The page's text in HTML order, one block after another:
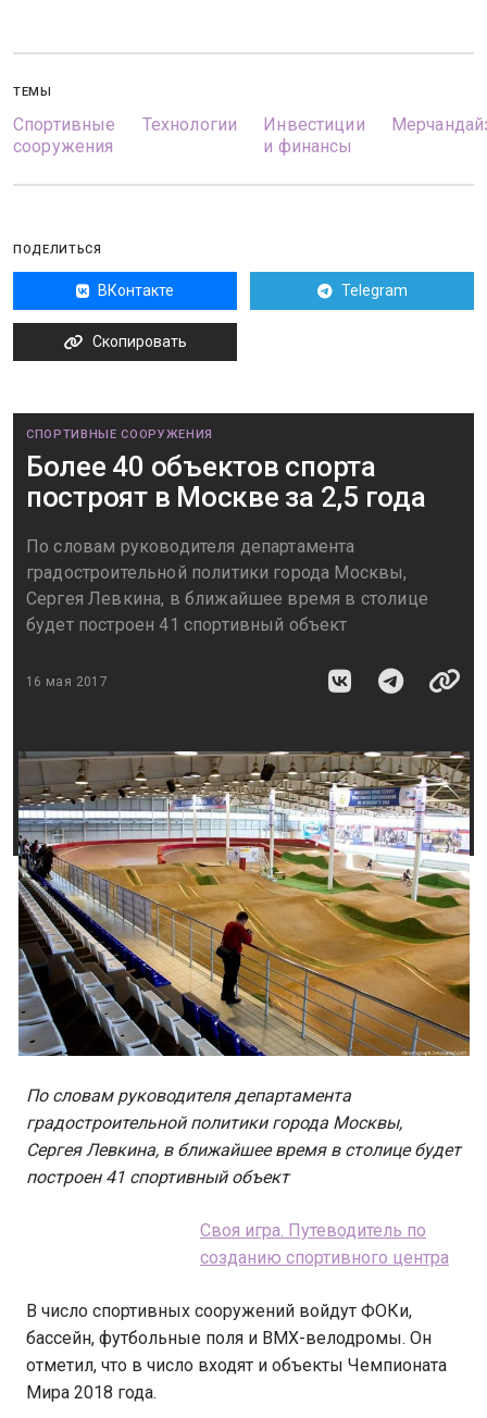
ТЕМЫ
Спортивные
сооружения
Технологии
Инвестиции
и финансы
ПОДЕЛИТЬСЯ
ВКонтакте Telegram
Скопировать
СПОРТИВНЫЕ СООРУЖЕНИЯ
Более 40 объектов спорта
построят в Москве за 2,5 года
По словам руководителя департамента
градостроительной политики города Москвы,
Сергея Левкина, в ближайшее время в столице
будет построен 41 спортивный объект
16 мая 2017
По словам руководителя департамента
градостроительной политики города Москвы,
Сергея Левкина, в ближайшее время в столице будет
построен 41 спортивный объект
Своя игра. Путеводитель по
созданию спортивного центра
В число спортивных сооружений войдут ФОКи,
бассейн, футбольные поля и BMX-велодромы. Он
отметил, что в число входят и объекты Чемпионата
Мира 2018 года.